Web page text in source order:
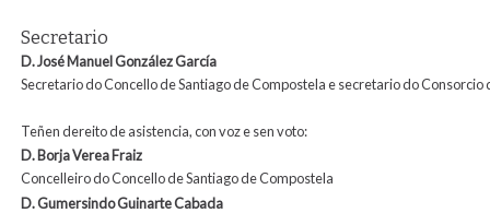
Secretario
D.José Manuel González García
Secretario do Concello de Santiago de Compostela e secretario do
Teñen dereito de asistencia, con voz e sen voto:
D. Borja Verea Fraiz
Concelleiro do Concello de Santiago de Compostela
D. Gumersindo Guinarte Cabada